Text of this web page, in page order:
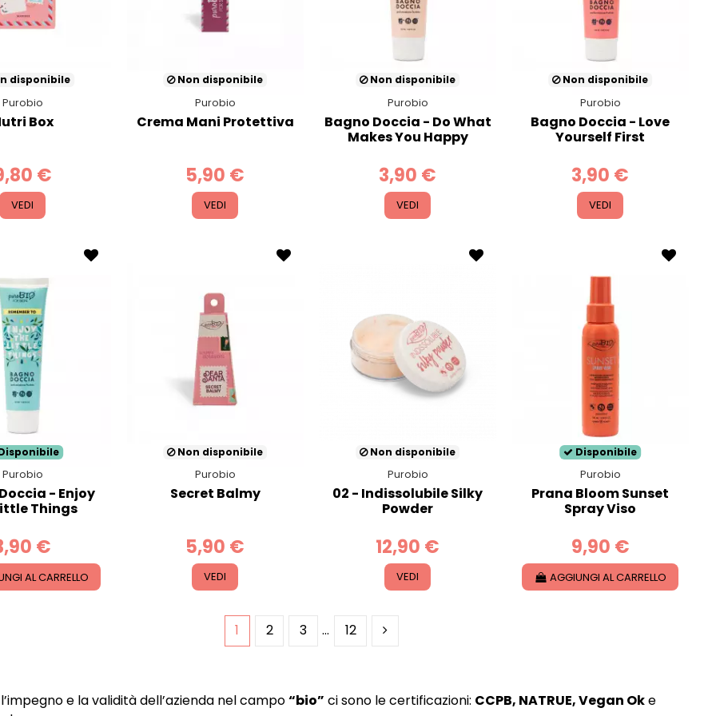
disponibile
Purobio
Box
€
VEDI
Non disponibile
Purobio
Crema Mani Protettiva
5,90 €
VEDI
Non disponibile
Purobio
Bagno Doccia - Do What
Makes You Happy
3,90 €
VEDI
Non disponibile
Purobio
Bagno Doccia - Love
Yourself First
3,90 €
VEDI
Purobio
- Enjoy
Things
€
AL CARRELLO
Non disponibile
Purobio
Secret Balmy
5,90 €
VEDI
Non disponibile
Purobio
02 - Indissolubile Silky
Powder
12,90 €
VEDI
Disponibile
Purobio
Prana Bloom Sunset
Spray Viso
9,90 €
AGGIUNGI AL CARRELLO
1 2 3 … 12
e la validità dell’azienda nel campo“bio” ci sono le certificazioni: CCPB, NATRUE, Vegan Oke